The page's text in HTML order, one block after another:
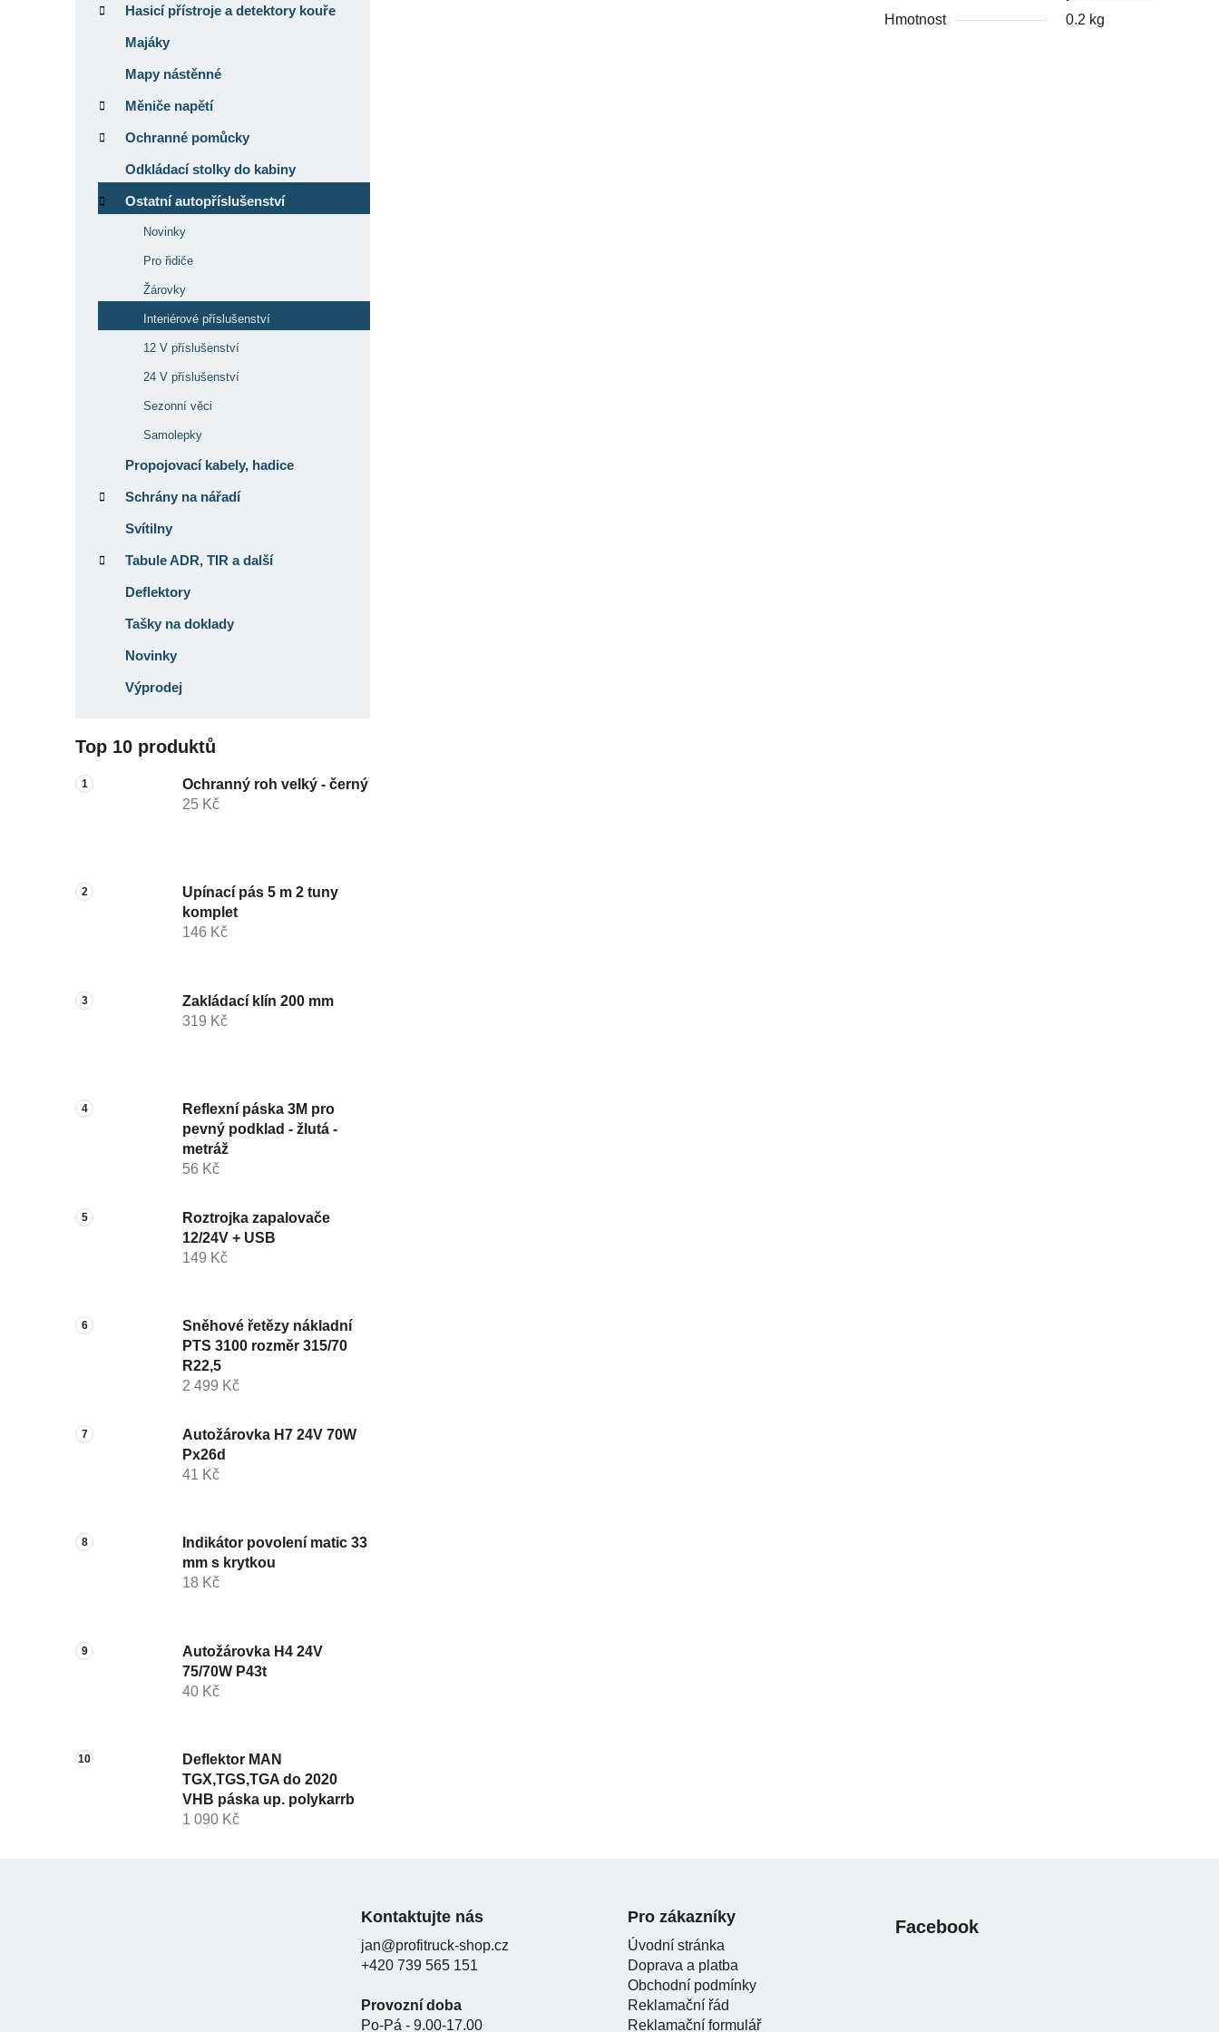
Hasicí přístroje a detektory kouře
Majáky
Mapy nástěnné
Měniče napětí
Ochranné pomůcky
Odkládací stolky do kabiny
Ostatní autopříslušenství
Novinky
Pro řidiče
Žárovky
Interiérové příslušenství
12 V příslušenství
24 V příslušenství
Sezonní věci
Samolepky
Propojovací kabely, hadice
Schrány na nářadí
Svítilny
Tabule ADR, TIR a další
Deflektory
Tašky na doklady
Novinky
Výprodej
Top 10 produktů
Ochranný roh velký - černý
25 Kč
Upínací pás 5 m 2 tuny
komplet
146 Kč
Zakládací klín 200 mm
319 Kč
Reflexní páska 3M pro
pevný podklad - žlutá -
metráž
56 Kč
Roztrojka zapalovače
12/24V + USB
149 Kč
Sněhové řetězy nákladní
PTS 3100 rozměr 315/70
R22,5
2 499 Kč
Autožárovka H7 24V 70W
Px26d
41 Kč
Indikátor povolení matic 33
mm s krytkou
18 Kč
Autožárovka H4 24V
75/70W P43t
40 Kč
Deflektor MAN
TGX,TGS,TGA do 2020
VHB páska up. polykarrb
1 090 Kč
Hmotnost
0.2 kg
Kontaktujte nás
jan@profitruck-shop.cz
+420 739 565 151
Provozní doba
Po-Pá - 9.00-17.00
Pro zákazníky
Úvodní stránka
Doprava a platba
Obchodní podmínky
Reklamační řád
Reklamační formulář
Facebook